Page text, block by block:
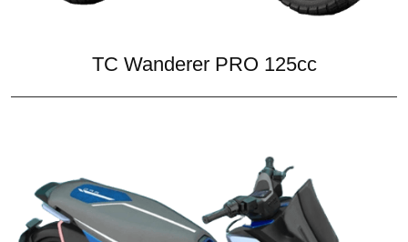
TC Wanderer PRO 125cc